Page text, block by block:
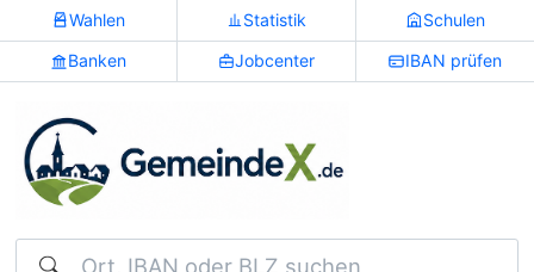
Wahlen Statistik Schulen
Banken Jobcenter IBAN prüfen
Suchen